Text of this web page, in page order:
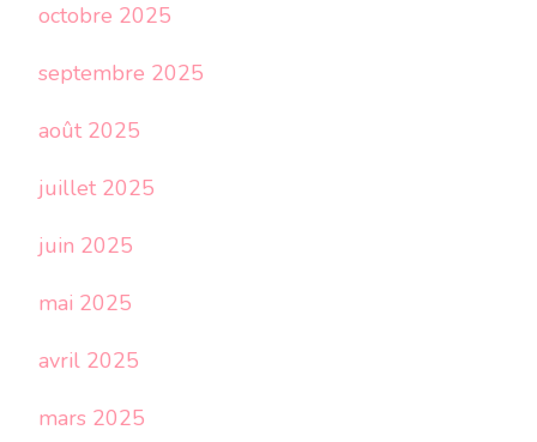
octobre 2025
septembre 2025
août 2025
juillet 2025
juin 2025
mai 2025
avril 2025
mars 2025